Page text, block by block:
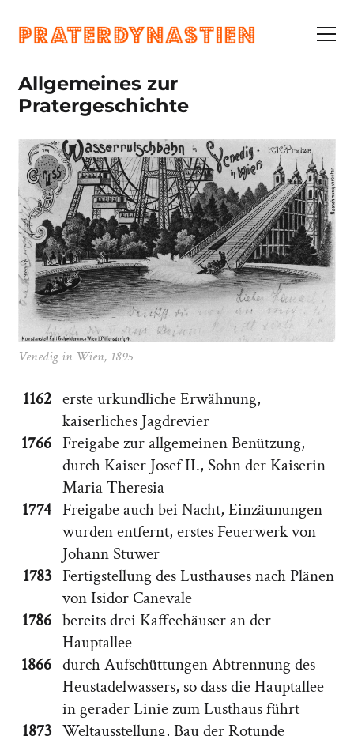
Allgemeines zur
Pratergeschichte
Venedig in Wien, 1895
1162 erste urkundliche Erwähnung,
kaiserliches Jagdrevier
1766 Freigabe zur allgemeinen Benützung,
durch Kaiser Josef II., Sohn der Kaiserin
Maria Theresia
1774 Freigabe auch bei Nacht, Einzäunungen
wurden entfernt, erstes Feuerwerk von
Johann Stuwer
1783 Fertigstellung des Lusthauses nach Plänen
von Isidor Canevale
1786 bereits drei Kaffeehäuser an der
Hauptallee
1866 durch Aufschüttungen Abtrennung des
Heustadelwassers, so dass die Hauptallee
in gerader Linie zum Lusthaus führt
1873 Weltausstellung, Bau der Rotunde